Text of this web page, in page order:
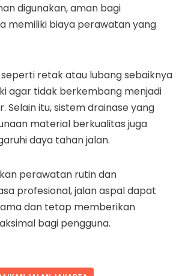
digunakan, aman bagi
memiliki biaya perawatan yang
retak atau lubang sebaiknya
agar tidak berkembang menjadi
Selain itu, sistem drainase yang
material berkualitas juga
daya tahan jalan.
perawatan rutin dan
profesional, jalan aspal dapat
dan tetap memberikan
bagi pengguna.